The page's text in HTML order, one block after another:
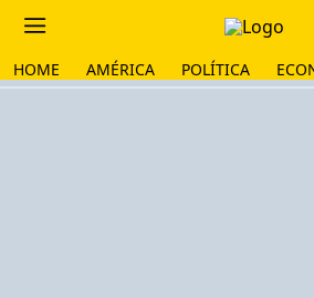
HOME AMÉRICA POLÍTICA